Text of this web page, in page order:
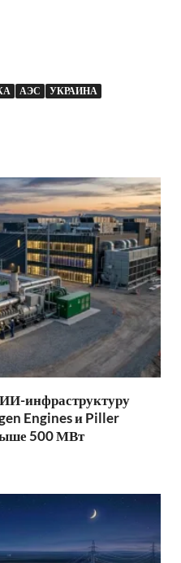
АЭС УКРАИНА
инфраструктуру
Engines и Piller
500 МВт